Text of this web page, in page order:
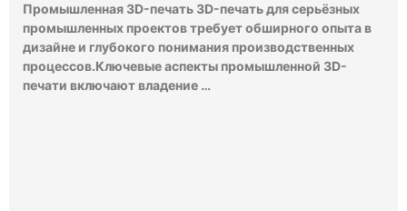
Промышленная 3D-печать 3D-печать для серьёзных
промышленных проектов требует обширного опыта в
дизайне и глубокого понимания производственных
процессов.Ключевые аспекты промышленной 3D-
печати включают владение …